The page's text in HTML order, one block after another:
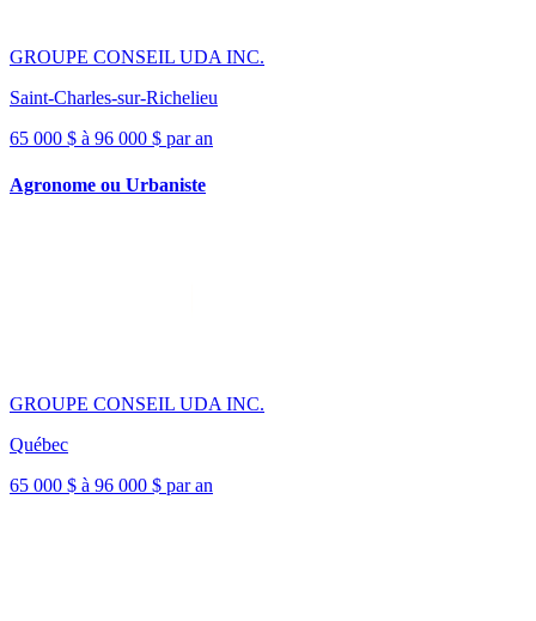
GROUPE CONSEIL UDA INC.
Saint-Charles-sur-Richelieu
65 000 $ à 96 000 $ par an
Agronome ou Urbaniste
GROUPE CONSEIL UDA INC.
Québec
65 000 $ à 96 000 $ par an